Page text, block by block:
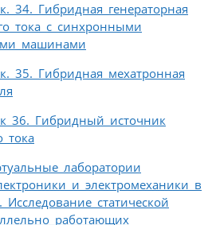
34. Гибридная генераторная
тока с синхронными
машинами
35. Гибридная мехатронная
36. Гибридный источник
тока
лаборатории
и электромеханики в
статической
работающих